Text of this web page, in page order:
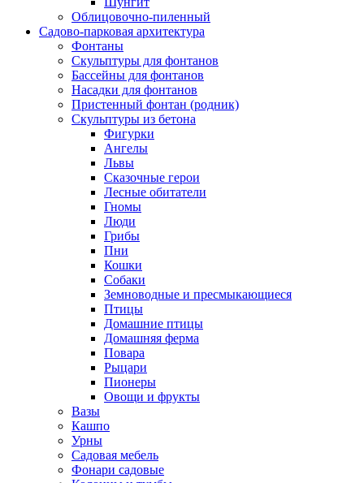
Облицовочно-пиленный
Садово-парковая архитектура
Фонтаны
Скульптуры для фонтанов
Бассейны для фонтанов
Насадки для фонтанов
Пристенный фонтан (родник)
Скульптуры из бетона
Фигурки
Ангелы
Львы
Сказочные герои
Лесные обитатели
Гномы
Люди
Грибы
Пни
Кошки
Собаки
Земноводные и пресмыкающиеся
Птицы
Домашние птицы
Домашняя ферма
Повара
Рыцари
Пионеры
Овощи и фрукты
Вазы
Кашпо
Урны
Садовая мебель
Фонари садовые